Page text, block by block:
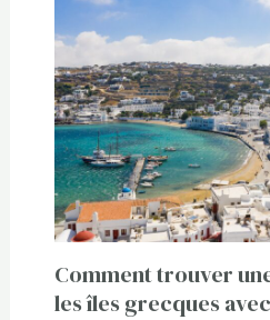
Comment trouver
les îles grecques